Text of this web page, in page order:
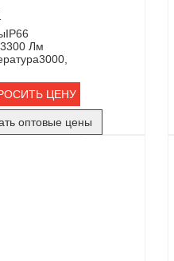
IP66
3300 Лм
3000,
ЦЕНУ
оптовые цены